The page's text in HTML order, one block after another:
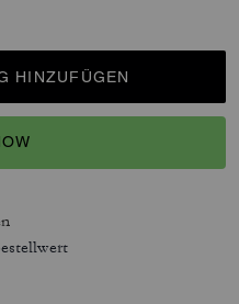
HINZUFÜGEN